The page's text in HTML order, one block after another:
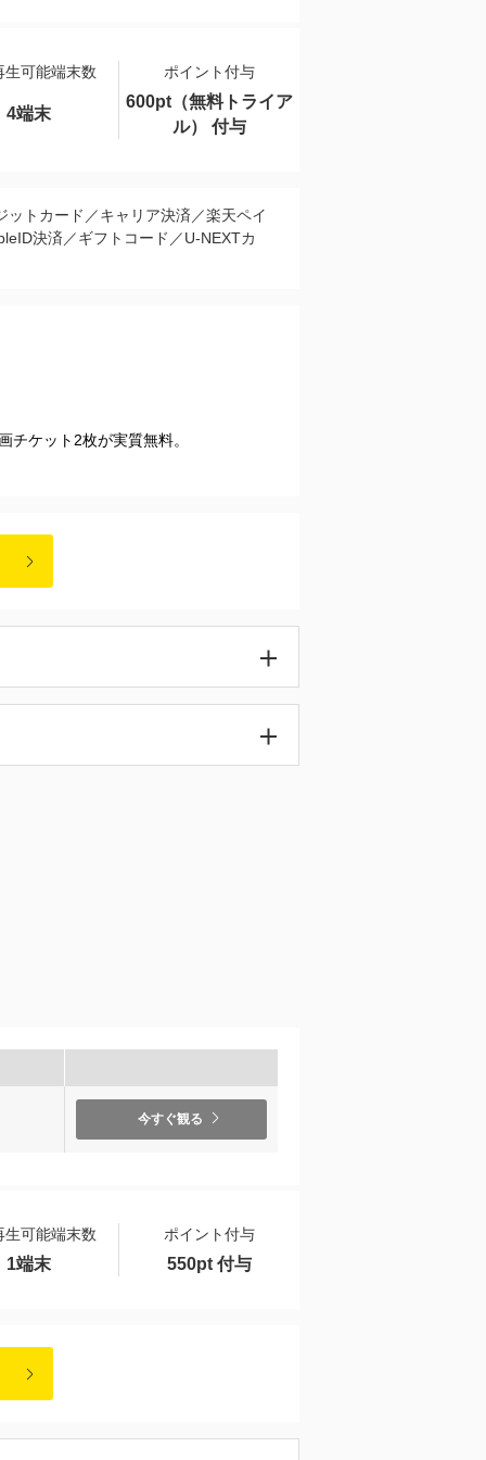
生可能端末数 ポイント付与
4端末
600pt（無料トライア
ル） 付与
ットカード／キャリア決済／楽天ペイ
決済／ギフトコード／U-NEXTカ
ケット2枚が実質無料。
今すぐ観る
生可能端末数 ポイント付与
1端末 550pt 付与